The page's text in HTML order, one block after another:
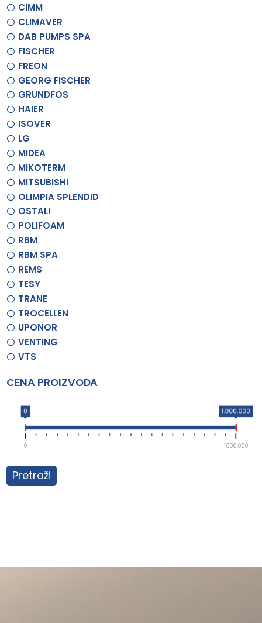
CIMM
CLIMAVER
DAB PUMPS SPA
FISCHER
FREON
GEORG FISCHER
GRUNDFOS
HAIER
ISOVER
LG
MIDEA
MIKOTERM
MITSUBISHI
OLIMPIA SPLENDID
OSTALI
POLIFOAM
RBM
RBM SPA
REMS
TESY
TRANE
TROCELLEN
UPONOR
VENTING
VTS
CENA PROIZVODA
0 1.000.000
0 1.000.000
Pretraži